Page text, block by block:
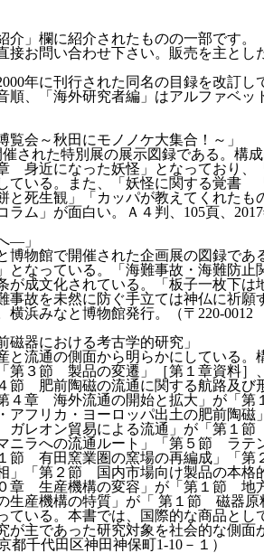
」欄に紹介されたものの一部です。
接お問い合わせ下さい。販売を主と
年に刊行された同名の目録を改訂
順、「海外研究者編」はアルファベ
会～秋田にモノノケ大集合！～」
催された特別展の展示図録である
身近になった妖怪」となっており、
ている。また、「妖怪に関する覚書
と死生観」「カッパが教えてくれた
ム」が面白い。Ａ４判、105頁、
―」
博物館で開催された企画展の図録
なっている。「海難事故・海難防止
が成文化されている。「板子一枚下
事故を未然に防ぐ手立ては神仏に祈
横浜みなと博物館発行。（〒220-
器における考古学的研究」
と流通の側面から明らかにしている
３節 製品の変遷」［第１章資料
節 肥前陶磁の流通に関する航路及
４章 海外流通の開始と拡大」が「
フリカ・ヨーロッパ出土の肥前陶
ガレオン貿易による流通」が「第
ニラへの流通ルート」「第５節 ラ
節 有田窯業圏の窯場の再編成」
「第２節 国内市場向け製品の本
章 生産機構の変容」が「第１節
生産機構の特質」が「 第１節 磁器
ている。本書では、国際的な商品と
主であった研究対象を社会的な側
都千代田区神田神保町1-10－１）